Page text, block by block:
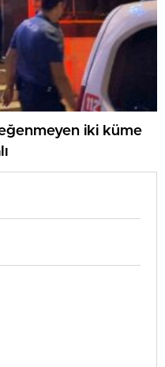
iki küme